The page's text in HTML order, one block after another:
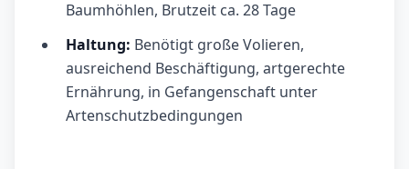
Baumhöhlen, Brutzeit ca. 28 Tage
Haltung: Benötigt große Volieren,
ausreichend Beschäftigung, artgerechte
Ernährung, in Gefangenschaft unter
Artenschutzbedingungen